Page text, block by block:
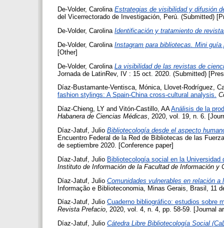
De-Volder, Carolina Estrategias de visibilidad y difusión
del Vicerrectorado de Investigación, Perú. (Submitted)
De-Volder, Carolina Identificación y tratamiento de
De-Volder, Carolina Instagram para bibliotecas. Mini
[Other]
De-Volder, Carolina La visibilidad de las revistas de
Jornada de LatinRev, IV : 15 oct. 2020. (Submitted)
Díaz-Bustamante-Ventisca, Mónica, Llovet-Rodríguez,
fashion stylings: A Spain-China cross-cultural analysis.
Díaz-Chieng, LY and Vitón-Castillo, AA Análisis de la
Habanera de Ciencias Médicas, 2020, vol. 19, n. 6.
Díaz-Jatuf, Julio Bibliotecología desde el aspecto
Encuentro Federal de la Red de Bibliotecas de las
de septiembre 2020. [Conference paper]
Díaz-Jatuf, Julio Bibliotecología social en la
Instituto de Información de la Facultad de Información y
Díaz-Jatuf, Julio Comunidades vulnerables en relación
Informação e Biblioteconomia, Minas Gerais, Brasil, 11
Díaz-Jatuf, Julio Cuaderno bibliográfico: estudios sobre
Revista Prefacio, 2020, vol. 4, n. 4, pp. 58-59. [Journal
Díaz-Jatuf, Julio Cátedra Libre Bibliotecología Social